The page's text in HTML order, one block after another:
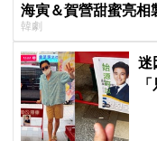
海寅＆賀營甜蜜亮相
待
韓劇
迷